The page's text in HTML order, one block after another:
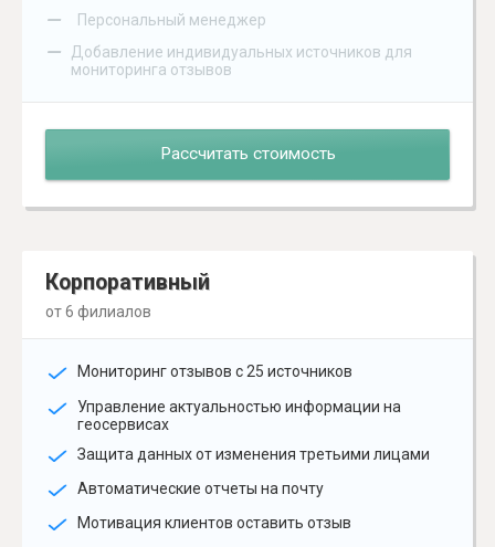
– Персональный менеджер
–
Добавление индивидуальных источников для
мониторинга отзывов
Рассчитать стоимость
Корпоративный
от 6 филиалов
Мониторинг отзывов с 25 источников
Управление актуальностью информации на
геосервисах
Защита данных от изменения третьими лицами
Автоматические отчеты на почту
Мотивация клиентов оставить отзыв